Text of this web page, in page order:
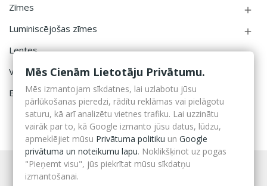
Zīmes 
Luminiscējošas zīmes 
Lentes
Vertikālās norādes
Evakuācijas un avārijas apgaismojums
Mēs Cienām Lietotāju Privātumu.
Mēs izmantojam sīkdatnes, lai uzlabotu jūsu
pārlūkošanas pieredzi, rādītu reklāmas vai pielāgotu
saturu, kā arī analizētu vietnes trafiku. Lai uzzinātu
vairāk par to, kā Google izmanto jūsu datus, lūdzu,
apmeklējiet mūsu Privātuma politiku unGoogle
privātuma un noteikumu lapu. Noklikšķinot uz pogas
"Pieņemt visu", jūs piekrītat mūsu sīkdatņu
izmantošanai.